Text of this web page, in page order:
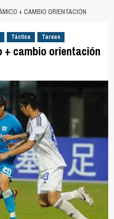
+ CAMBIO ORIENTACIÓN
Táctica Tareas
+ cambio orientación